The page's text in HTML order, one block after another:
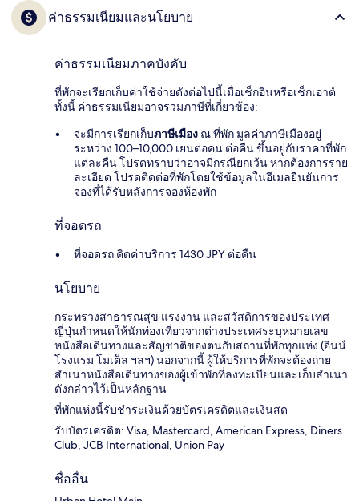
ค่าธรรมเนียมและนโยบาย
ค่าธรรมเนียมภาคบังคับ
ที่พักจะเรียกเก็บค่าใช้จ่ายดังต่อไปนี้เมื่อเช็กอินหรือเช็กเอาต์
ทั้งนี้ ค่าธรรมเนียมอาจรวมภาษีที่เกี่ยวข้อง:
จะมีการเรียกเก็บภาษีเมือง ณ ที่พัก มูลค่าภาษีเมืองอยู่
ระหว่าง 100–10,000 เยนต่อคน ต่อคืน ขึ้นอยู่กับราคาที่พัก
แต่ละคืน โปรดทราบว่าอาจมีกรณียกเว้น หากต้องการราย
ละเอียด โปรดติดต่อที่พักโดยใช้ข้อมูลในอีเมลยืนยันการ
จองที่ได้รับหลังการจองห้องพัก
ที่จอดรถ
ที่จอดรถ คิดค่าบริการ 1430 JPY ต่อคืน
นโยบาย
กระทรวงสาธารณสุข แรงงาน และสวัสดิการของประเทศ
ญี่ปุ่นกำหนดให้นักท่องเที่ยวจากต่างประเทศระบุหมายเลข
หนังสือเดินทางและสัญชาติของตนกับสถานที่พักทุกแห่ง (อินน์
โรงแรม โมเต็ล ฯลฯ) นอกจากนี้ ผู้ให้บริการที่พักจะต้องถ่าย
สำเนาหนังสือเดินทางของผู้เข้าพักที่ลงทะเบียนและเก็บสำเนา
ดังกล่าวไว้เป็นหลักฐาน
ที่พักแห่งนี้รับชำระเงินด้วยบัตรเครดิตและเงินสด
รับบัตรเครดิต: Visa, Mastercard, American Express, Diners
Club, JCB International, Union Pay
ชื่ออื่น